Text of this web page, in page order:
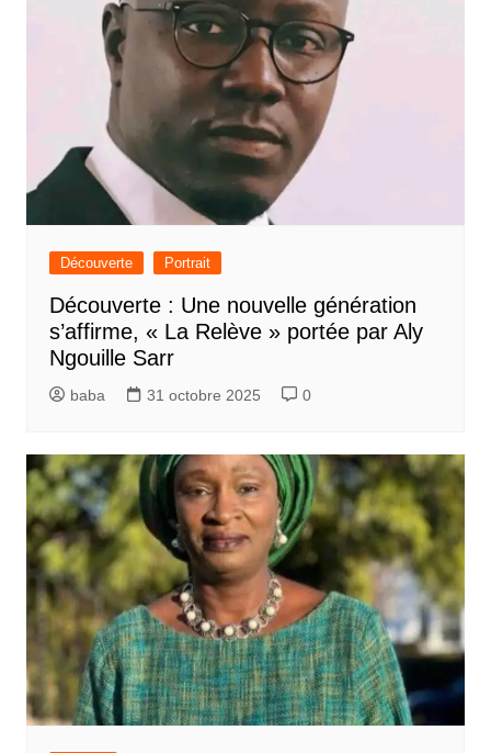
Découverte Portrait
Découverte : Une nouvelle génération
s’affirme, « La Relève » portée par Aly
Ngouille Sarr
baba 31 octobre 2025 0